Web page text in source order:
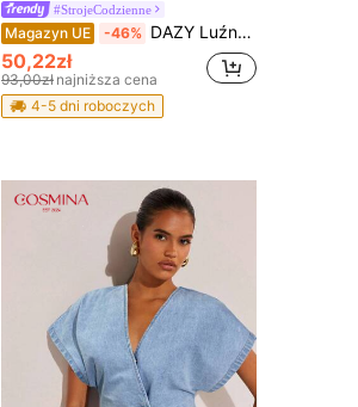
#StrojeCodzienne
Magazyn UE -46% DAZY Luźne, szerokie, niebieskie, jeansowe szorty w kształcie litery A, wiosenne i letnie
50,22zł
93,00zł najniższa cena
4-5 dni roboczych